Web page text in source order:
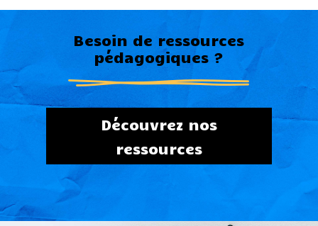
Besoin de ressources
pédagogiques ?
Découvrez nos
ressources